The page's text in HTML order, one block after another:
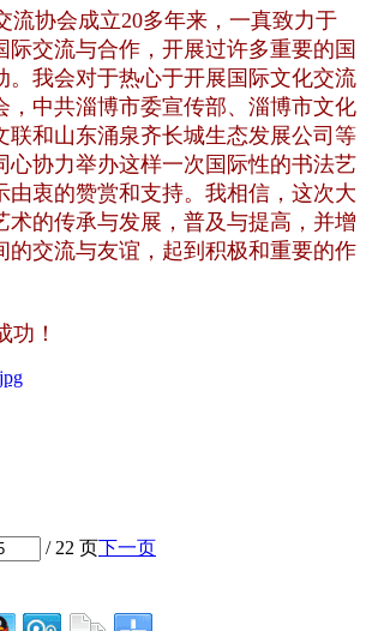
协会成立20多年来，一真致力于
际交流与合作，开展过许多重要的国
。我会对于热心于开展国际文化交流
，中共淄博市委宣传部、淄博市文化
联和山东涌泉齐长城生态发展公司等
心协力举办这样一次国际性的书法艺
由衷的赞赏和支持。我相信，这次大
术的传承与发展，普及与提高，并增
的交流与友谊，起到积极和重要的作
！
/ 22 页下一页